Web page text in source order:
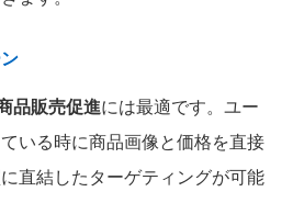
品販売促進には最適です。ユー
いる時に商品画像と価格を直接
直結したターゲティングが可能